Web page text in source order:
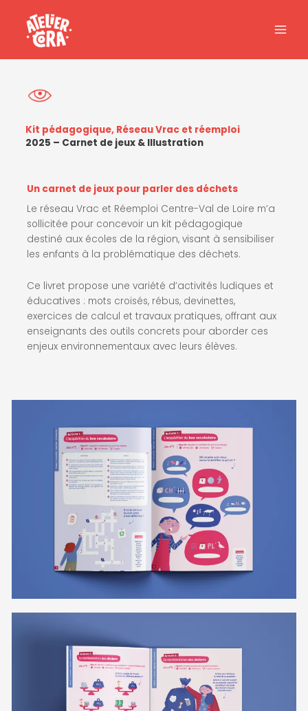
contenu
Kit pédagogique, Réseau Vrac et réemploi
2025 – Carnet de jeux & Illustration
Un carnet de jeux pour parler des déchets
Le réseau Vrac et Réemploi Centre-Val de Loire m’a
sollicitée pour concevoir un kit pédagogique
destiné aux écoles de la région, visant à sensibiliser
les enfants à la problématique des déchets.
Ce livret propose une variété d’activités ludiques et
éducatives : mots croisés, rébus, devinettes,
exercices de calcul et travaux pratiques, offrant aux
enseignants des outils concrets pour aborder ces
enjeux environnementaux avec leurs élèves.